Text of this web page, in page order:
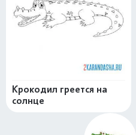
Крокодил греется на
солнце